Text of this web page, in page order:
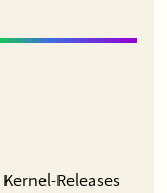
Releases